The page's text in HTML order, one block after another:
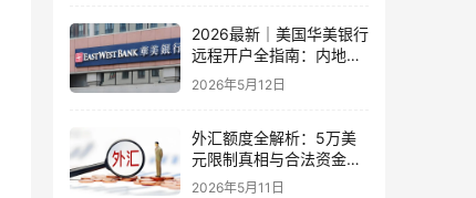
2026最新｜美国华美银行
远程开户全指南：内地居
民足不出户办理美股与跨
境账户实操解析
2026年5月12日
外汇额度全解析：5万美
元限制真相与合法资金出
境通道
2026年5月11日